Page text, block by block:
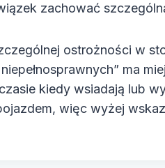
zachować
ostrożności w
ma
kiedy wsiadają lub
więc wyżej